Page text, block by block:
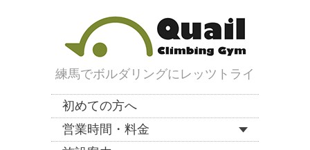
練馬でボルダリングにレッツトライ
初めての方へ
営業時間・料金